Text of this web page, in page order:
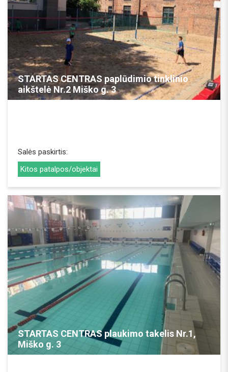
STARTAS CENTRAS paplūdimio tinklinio
aikštelė Nr.2 Miško g. 3
Salės paskirtis:
Kitos patalpos/objektai
REZERVUOTI
STARTAS CENTRAS plaukimo takelis Nr.1,
Miško g. 3
REZERVUOTI